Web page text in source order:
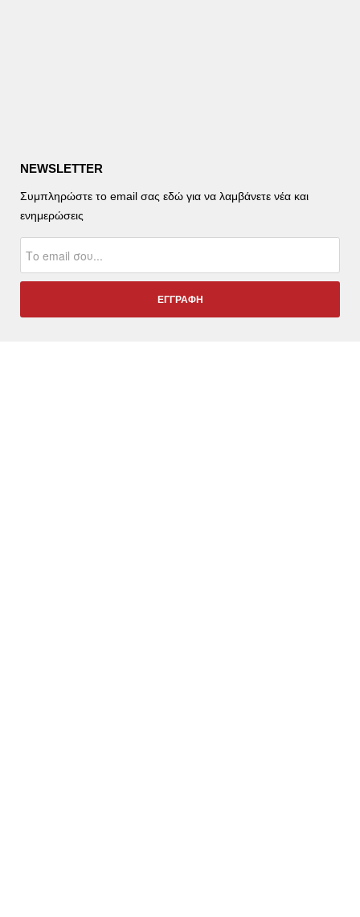
NEWSLETTER
Συμπληρώστε το email σας εδώ για να λαμβάνετε νέα και
ενημερώσεις